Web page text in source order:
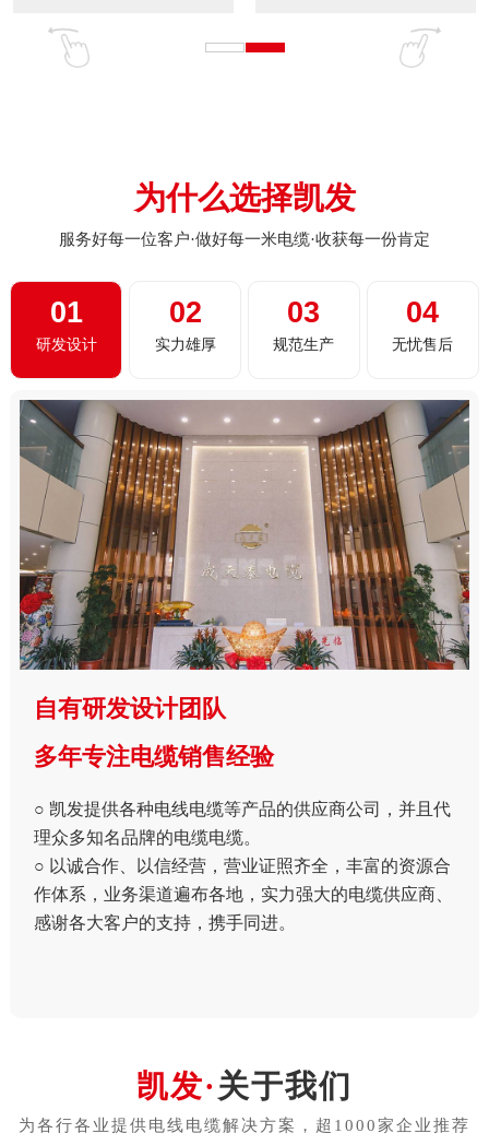
为什么选择凯发
服务好每一位客户·做好每一米电缆·收获每一份肯定
01
研发设计
02
实力雄厚
03
规范生产
04
无忧售后
自有研发设计团队
多年专注电缆销售经验
○ 凯发提供各种电线电缆等产品的供应商公司，并且代
理众多知名品牌的电缆电缆。
○ 以诚合作、以信经营，营业证照齐全，丰富的资源合
作体系，业务渠道遍布各地，实力强大的电缆供应商、
感谢各大客户的支持，携手同进。
关于我们